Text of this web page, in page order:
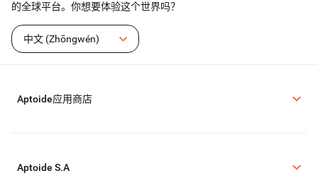
的全球平台。你想要体验这个世界吗？
中文 (Zhōngwén)
Aptoide应用商店
Aptoide S.A